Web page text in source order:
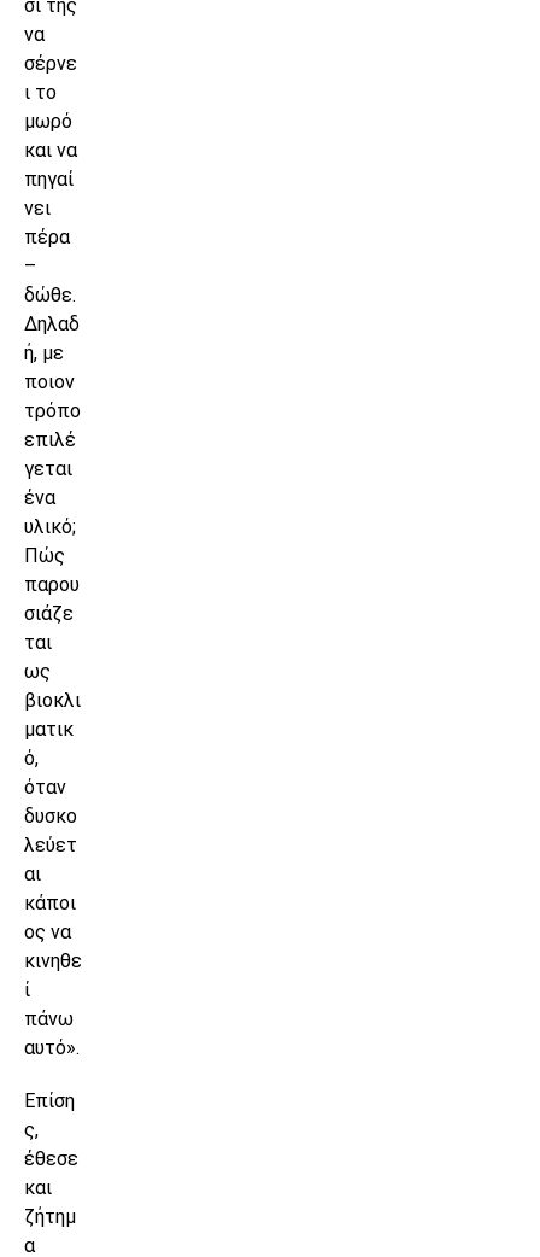
σι της
να
σέρνε
ι το
μωρό
και να
πηγαί
νει
πέρα
–
δώθε.
Δηλαδ
ή, με
ποιον
τρόπο
επιλέ
γεται
ένα
υλικό;
Πώς
παρου
σιάζε
ται
ως
βιοκλι
ματικ
ό,
όταν
δυσκο
λεύετ
αι
κάποι
ος να
κινηθε
ί
πάνω
αυτό».
Επίση
ς,
έθεσε
και
ζήτημ
α